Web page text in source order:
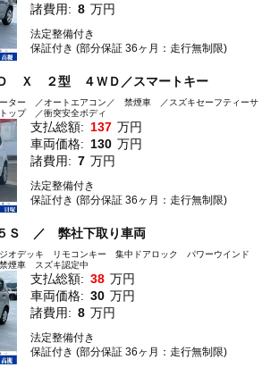
諸費用: 8 万円
法定整備付き
保証付き (部分保証 36ヶ月：走行無制限)
Ｄ Ｘ ２型 ４ＷＤ／スマートキー
ター ／オートエアコン／ 禁煙車 ／スズキセーフティーサ
ップ ／衝突安全ボディ
支払総額: 137 万円
車両価格: 130 万円
諸費用: 7 万円
法定整備付き
保証付き (部分保証 36ヶ月：走行無制限)
Ｓ ／ 弊社下取り車両
オデッキ リモコンキー 集中ドアロック パワーウインド
煙車 スズキ認定中
支払総額: 38 万円
車両価格: 30 万円
諸費用: 8 万円
法定整備付き
保証付き (部分保証 36ヶ月：走行無制限)